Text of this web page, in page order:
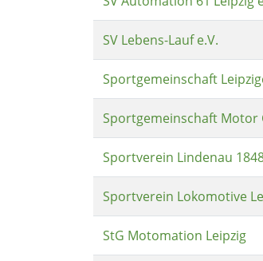
SV Lebens-Lauf e.V.
Sportgemeinschaft
Sportgemeinschaft Motor
Sportverein Lindenau
Sportverein Lokomotive
StG Motomation Leipzig